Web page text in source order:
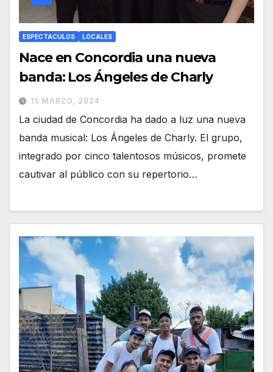
ESPECTACULOS LOCALES
Nace en Concordia una nueva
banda: Los Ángeles de Charly
15 MARZO, 2024
La ciudad de Concordia ha dado a luz una nueva
banda musical: Los Ángeles de Charly. El grupo,
integrado por cinco talentosos músicos, promete
cautivar al público con su repertorio…